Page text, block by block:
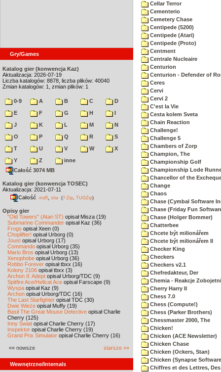
Gry/Games
Katalog gier (konwencja Kaz)
Aktualizacja: 2026-07-19
Liczba katalogów: 8878, liczba plików: 40040
Zmian katalogów: 1, zmian plików: 1
0-9 A B C
D
E
F G H
I
J
K L M
N
O
P Q R
S
T
U V W
X
Y
Z
inne
Całość 3074 MB
Katalog gier (konwencja TOSEC)
Aktualizacja: 2021-07-11
Całość md5 sha (7-Zip TUGZip)
Opisy gier
"Old Towers" (Atari ST) opisał Misza (19)
Submarine Commander opisał Kaz (36)
Frogs opisał Xeen (0)
Choplifter! opisał Urborg (0)
Joust opisał Urborg (17)
Commando opisał Urborg (35)
Mario Bros opisał Urborg (13)
Xenophobe opisał Urborg (36)
Robbo Forever opisał tbxx (16)
Kolony 2106 opisał tbxx (3)
Archon II: Adept opisał Urborg/TDC (9)
Spitfire Ace/Hellcat Ace opisał Farscape (9)
Wyspa opisał Kaz (9)
Archon opisał Urborg/TDC (16)
The Last Starfighter opisał TDC (30)
Dwie Wieże opisał Muffy (19)
Basil The Great Mouse Detective opisał Charlie
Cherry (125)
Inny Świat opisał Charlie Cherry (17)
Inspektor opisał Charlie Cherry (19)
Grand Prix Simulator opisał Charlie Cherry (16)
«« nowsze starsze »»
Wewnętrzne/Internals
Cellar Terror
Cementerio
Cemetery Chase
Centipede (5200)
Centipede (Atari)
Centipede (Proto)
Centment
Centrale Nucleaire
Centurion
Centurion - Defender of
Ceres
Cervi
Cervi 2
C'est la Vie
Cesta kolem Sveta
Chain Reaction
Challenge!
Challenge 5
Chambers of Zorp
Champion, The
Championship Golf
Championship Lode
Chancellor of the
Change
Chaos
Chase (Cymbal Software
Chase (Friday Fun
Chase (Holger Bommer)
Chatterbee
Chcete být milionářem
Chcete být milionářem II
Checker King
Checkers
Checkers v2.1
Chefredakteur, Der
Chemia - Reakcje
Cherry Harry II
Chess 7.0
Chess (Compute!)
Chess (Parker Brothers)
Chessmaster 2000, The
Chicken!
Chicken (ACE Newsletter)
Chicken Chase
Chicken (Ockers, Stan)
Chicken (Synapse
Chiffres et des Lettres, Des